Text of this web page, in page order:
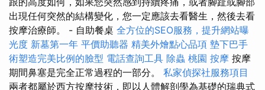
出現任何突然的結構變化，您一定應該去看醫生，然後去看
按摩治療師。 - 自助餐桌 全方位的SEO服務，提升網站曝
光度 新墓第一年 平價助聽器 精美外燴點心品項 墊下巴手
術塑造完美比例的臉型 電話查詢工具 除蟲 桃園 按摩 按摩
期間鼻塞是完全正常過程的一部分。 私家偵探社服務項目
兩者都屬於西方按摩技術，即以人體解剖學為基礎的瑞典式